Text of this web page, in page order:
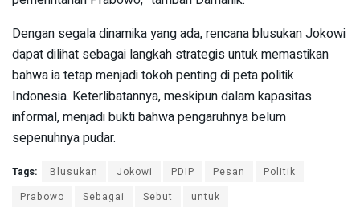
Dengan segala dinamika yang ada, rencana blusukan Jokowi
dapat dilihat sebagai langkah strategis untuk memastikan
bahwa ia tetap menjadi tokoh penting di peta politik
Indonesia. Keterlibatannya, meskipun dalam kapasitas
informal, menjadi bukti bahwa pengaruhnya belum
sepenuhnya pudar.
Tags: Blusukan Jokowi PDIP Pesan
Politik
Prabowo
Sebagai Sebut untuk